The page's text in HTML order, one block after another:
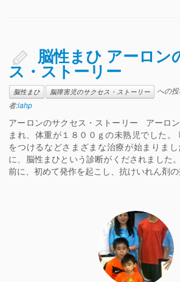
脳性まひ アーロン
ス・ストーリー
脳性まひ 脳障害児のサクセス・ストーリー への
者:iahp
アーロンのサクセス・ストーリー アーロ
まれ、体重が１８００ｇの未熟児でした。
をつけるなどさまざまな治療が始まりま
に、脳性まひという診断がくだされました
前に、初めて発作を起こし、抗けいれん剤